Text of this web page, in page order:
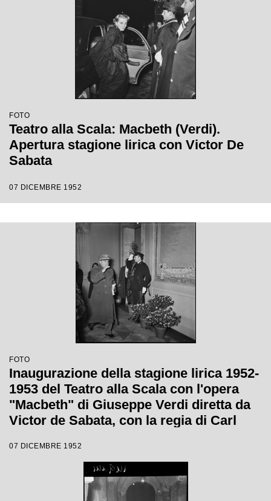
FOTO
Teatro alla Scala: Macbeth (Verdi).
Apertura stagione lirica con Victor De
Sabata
07 DICEMBRE 1952
FOTO
Inaugurazione della stagione lirica 1952-
1953 del Teatro alla Scala con l'opera
"Macbeth" di Giuseppe Verdi diretta da
Victor de Sabata, con la regia di Carl
07 DICEMBRE 1952